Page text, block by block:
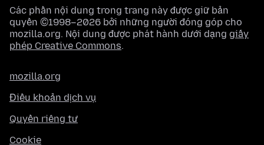
Các phần nội dung trong trang này được giữ bản
quyền ©1998–2026 bởi những người đóng góp cho
mozilla.org. Nội dung được phát hành dưới dạng giấy
phép Creative Commons.
mozilla.org
Điều khoản dịch vụ
Quyền riêng tư
Cookie